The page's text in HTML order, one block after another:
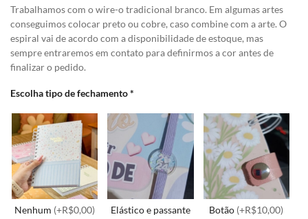
Trabalhamos com o wire-o tradicional branco. Em algumas artes
conseguimos colocar preto ou cobre, caso combine com a arte. O
espiral vai de acordo com a disponibilidade de estoque, mas
sempre entraremos em contato para definirmos a cor antes de
finalizar o pedido.
Escolha tipo de fechamento*
Nenhum (+R$0,00)
Elástico e passante
Botão (+R$10,00)